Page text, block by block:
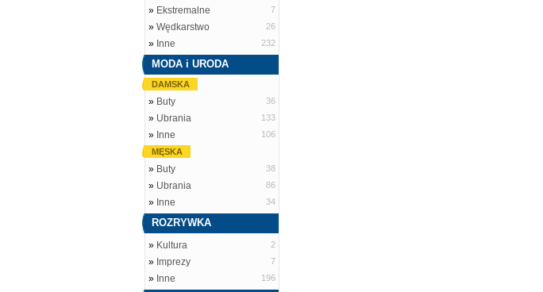
» Ekstremalne 7
» Wędkarstwo 26
» Inne 232
MODA i URODA
DAMSKA
» Buty 36
» Ubrania 133
» Inne
106
MĘSKA
» Buty 38
» Ubrania 86
» Inne 34
ROZRYWKA
» Kultura 2
» Imprezy 7
» Inne 196